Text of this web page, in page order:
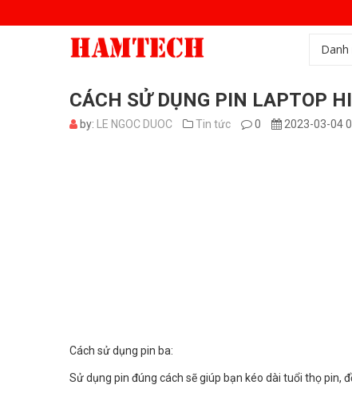
CÁCH SỬ DỤNG PIN LAPTOP
by: LE NGOC DUOC Tin tức 0 2023-03-04
Cách sử dụng pin ba:
Sử dụng pin đúng cách sẽ giúp bạn kéo dài tuổi thọ pin,